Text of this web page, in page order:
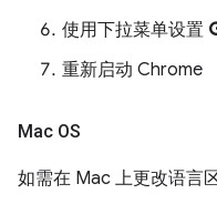
使用下拉菜单设置
重新启动 Chrome
Mac OS
如需在 Mac 上更改语言